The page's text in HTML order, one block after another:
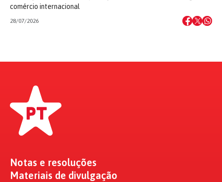
comércio internacional
28/07/2026
Notas e resoluções
Materiais de divulgação